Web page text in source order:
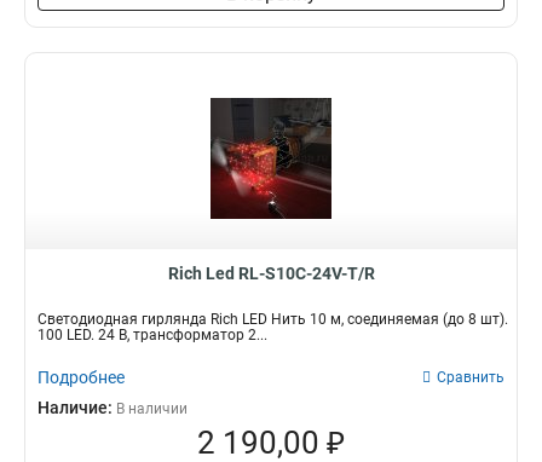
Rich Led RL-S10C-24V-T/R
Светодиодная гирлянда Rich LED Нить 10 м, соединяемая (до 8 шт).
100 LED. 24 B, трансформатор 2...
Подробнее Сравнить
Наличие: В наличии
2 190,00 ₽